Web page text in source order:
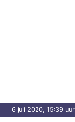
6 juli 2020, 15:39 uur